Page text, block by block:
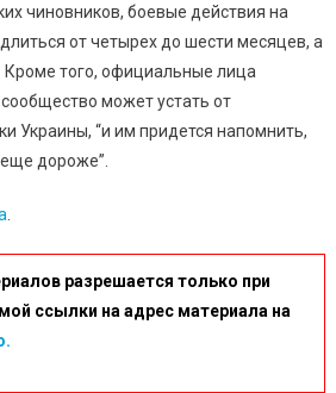
чиновников, боевые действия на
от четырех до шести месяцев, а
Кроме того, официальные лица
может устать от
Украины, “и им придется напомнить,
дороже”.
разрешается только при
ссылки на адрес материала на